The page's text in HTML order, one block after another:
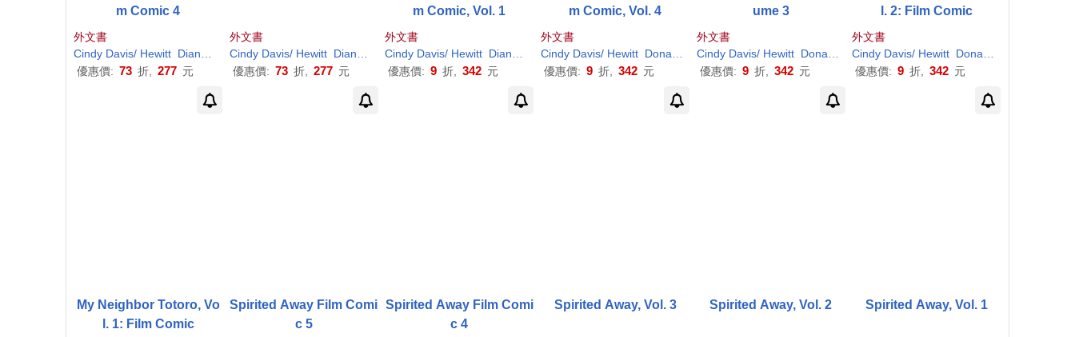
m Comic 4
外文書
Cindy Davis/ Hewitt Diana Wynne/ Hewitt Donald H./ Hubbert Hayao/ Jones Jim
Miyazaki
優惠價: 73 折, 277 元
外文書
Cindy Davis/ Hewitt Diana Wynne/ Hewitt Donald H./ Hubbert Hayao(ILT)/ Jones Hayao Miyazaki Jim Miyazaki
優惠價: 73 折, 277 元
m Comic, Vol. 1
外文書
Cindy Davis/ Hewitt Diana Wynne/ Hewitt Donald H./ Hubbert Hayao(ILT)/ Jones Hayao Miyazaki Jim Miyazaki
優惠價: 9 折, 342 元
m Comic, Vol. 4
外文書
Cindy Davis/ Hewitt Donald Hayao/Hewitt Miyazaki
優惠價: 9 折, 342 元
ume 3
外文書
Cindy Davis/ Hewitt Donald Hayao/Hewitt Miyazaki
優惠價: 9 折, 342 元
l. 2: Film Comic
外文書
Cindy Davis/ Hewitt Donald
優惠價: 9 折, 342 元
My Neighbor Totoro, Vo
l. 1: Film Comic
Spirited Away Film Comi
c 5
Spirited Away Film Comi
c 4
Spirited Away, Vol. 3 Spirited Away, Vol. 2 Spirited Away, Vol. 1